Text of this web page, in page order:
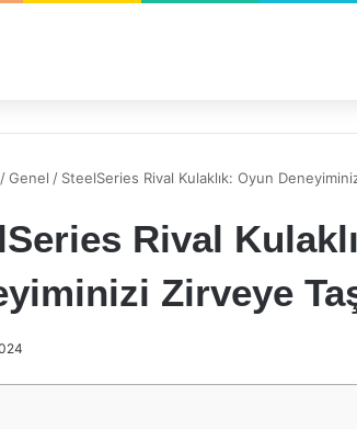
/Genel / SteelSeries Rival Kulaklık: Oyun
Rival
Zirveye